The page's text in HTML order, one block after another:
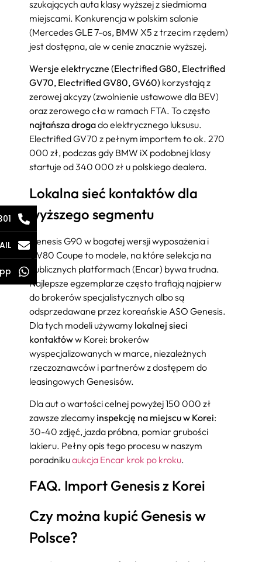
szukających auta klasy wyższej z siedmioma
miejscami. Konkurencja w polskim salonie
(Mercedes GLE 7-os, BMW X5 z trzecim rzędem)
jest dostępna, ale w cenie znacznie wyższej.
Wersje elektryczne (Electrified G80, Electrified
GV70, Electrified GV80, GV60) korzystają z
zerowej akcyzy (zwolnienie ustawowe dla BEV)
oraz zerowego cła w ramach FTA. To często
najtańsza drogado elektrycznego luksusu.
Electrified GV70 z pełnym importem to ok. 270
000 zł, podczas gdy BMW iX podobnej klasy
startuje od 340 000 zł u polskiego dealera.
Lokalna sieć kontaktów dla
wyższego segmentu
Genesis G90 w bogatej wersji wyposażenia i
GV80 Coupe to modele, na które selekcja na
publicznych platformach (Encar) bywa trudna.
Najlepsze egzemplarze często trafiają najpierw
do brokerów specjalistycznych albo są
odsprzedawane przez koreańskie ASO Genesis.
Dla tych modeli używamy lokalnej sieci
kontaktóww Korei: brokerów
wyspecjalizowanych w marce, niezależnych
rzeczoznawców i partnerów z dostępem do
leasingowych Genesisów.
Dla aut o wartości celnej powyżej 150 000 zł
zawsze zlecamy inspekcję na miejscu w Korei:
30-40 zdjęć, jazda próbna, pomiar grubości
lakieru. Pełny opis tego procesu w naszym
poradnikuaukcja Encar krok po kroku.
FAQ. Import Genesis z Korei
Czy można kupić Genesis w
Polsce?